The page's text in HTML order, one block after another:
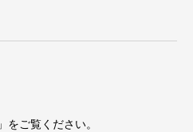
」をご覧ください。